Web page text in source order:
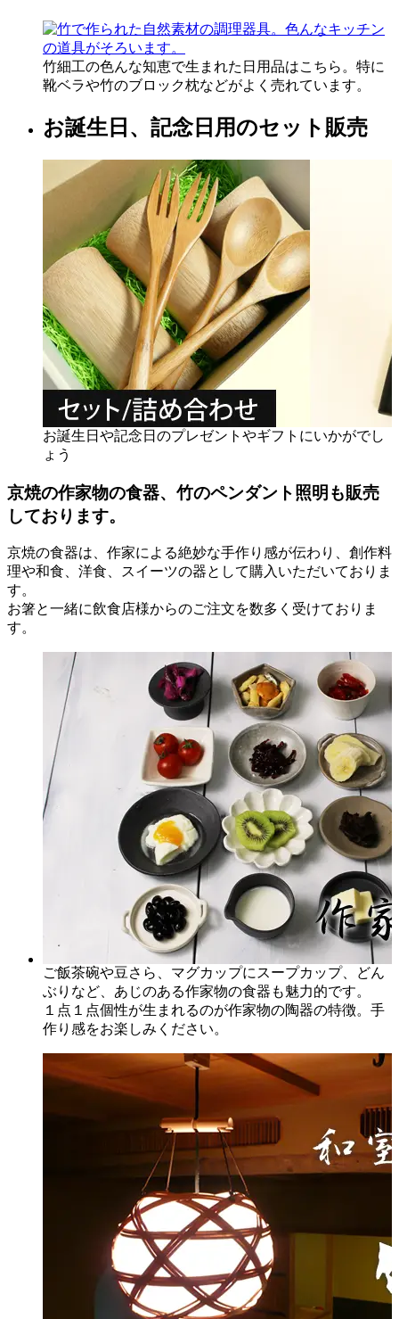
竹細工の色んな知恵で生まれた日用品はこちら。特に
靴ベラや竹のブロック枕などがよく売れています。
お誕生日、記念日用のセット販売
お誕生日や記念日のプレゼントやギフトにいかがでし
ょう
京焼の作家物の食器、竹のペンダント照明も販売
しております。
京焼の食器は、作家による絶妙な手作り感が伝わり、創作料
理や和食、洋食、スイーツの器として購入いただいておりま
す。
お箸と一緒に飲食店様からのご注文を数多く受けておりま
す。
ご飯茶碗や豆さら、マグカップにスープカップ、どん
ぶりなど、あじのある作家物の食器も魅力的です。
１点１点個性が生まれるのが作家物の陶器の特徴。手
作り感をお楽しみください。